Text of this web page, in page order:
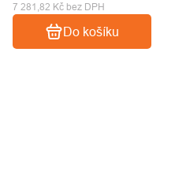
7 281,82 Kč bez DPH
Do košíku